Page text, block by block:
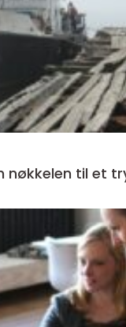
Båtførerprøven